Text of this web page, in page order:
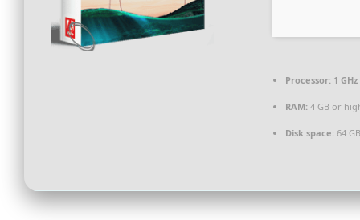
Processor: 1
RAM: 4 GB or
Disk space: 64